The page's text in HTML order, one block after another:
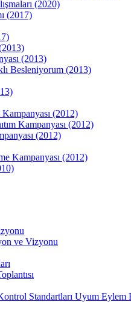
(2020)
(2017)
(2013)
Besleniyorum (2013)
(2012)
Kampanyası (2012)
(2012)
Kampanyası (2012)
ve Vizyonu
Standartları Uyum Eylem